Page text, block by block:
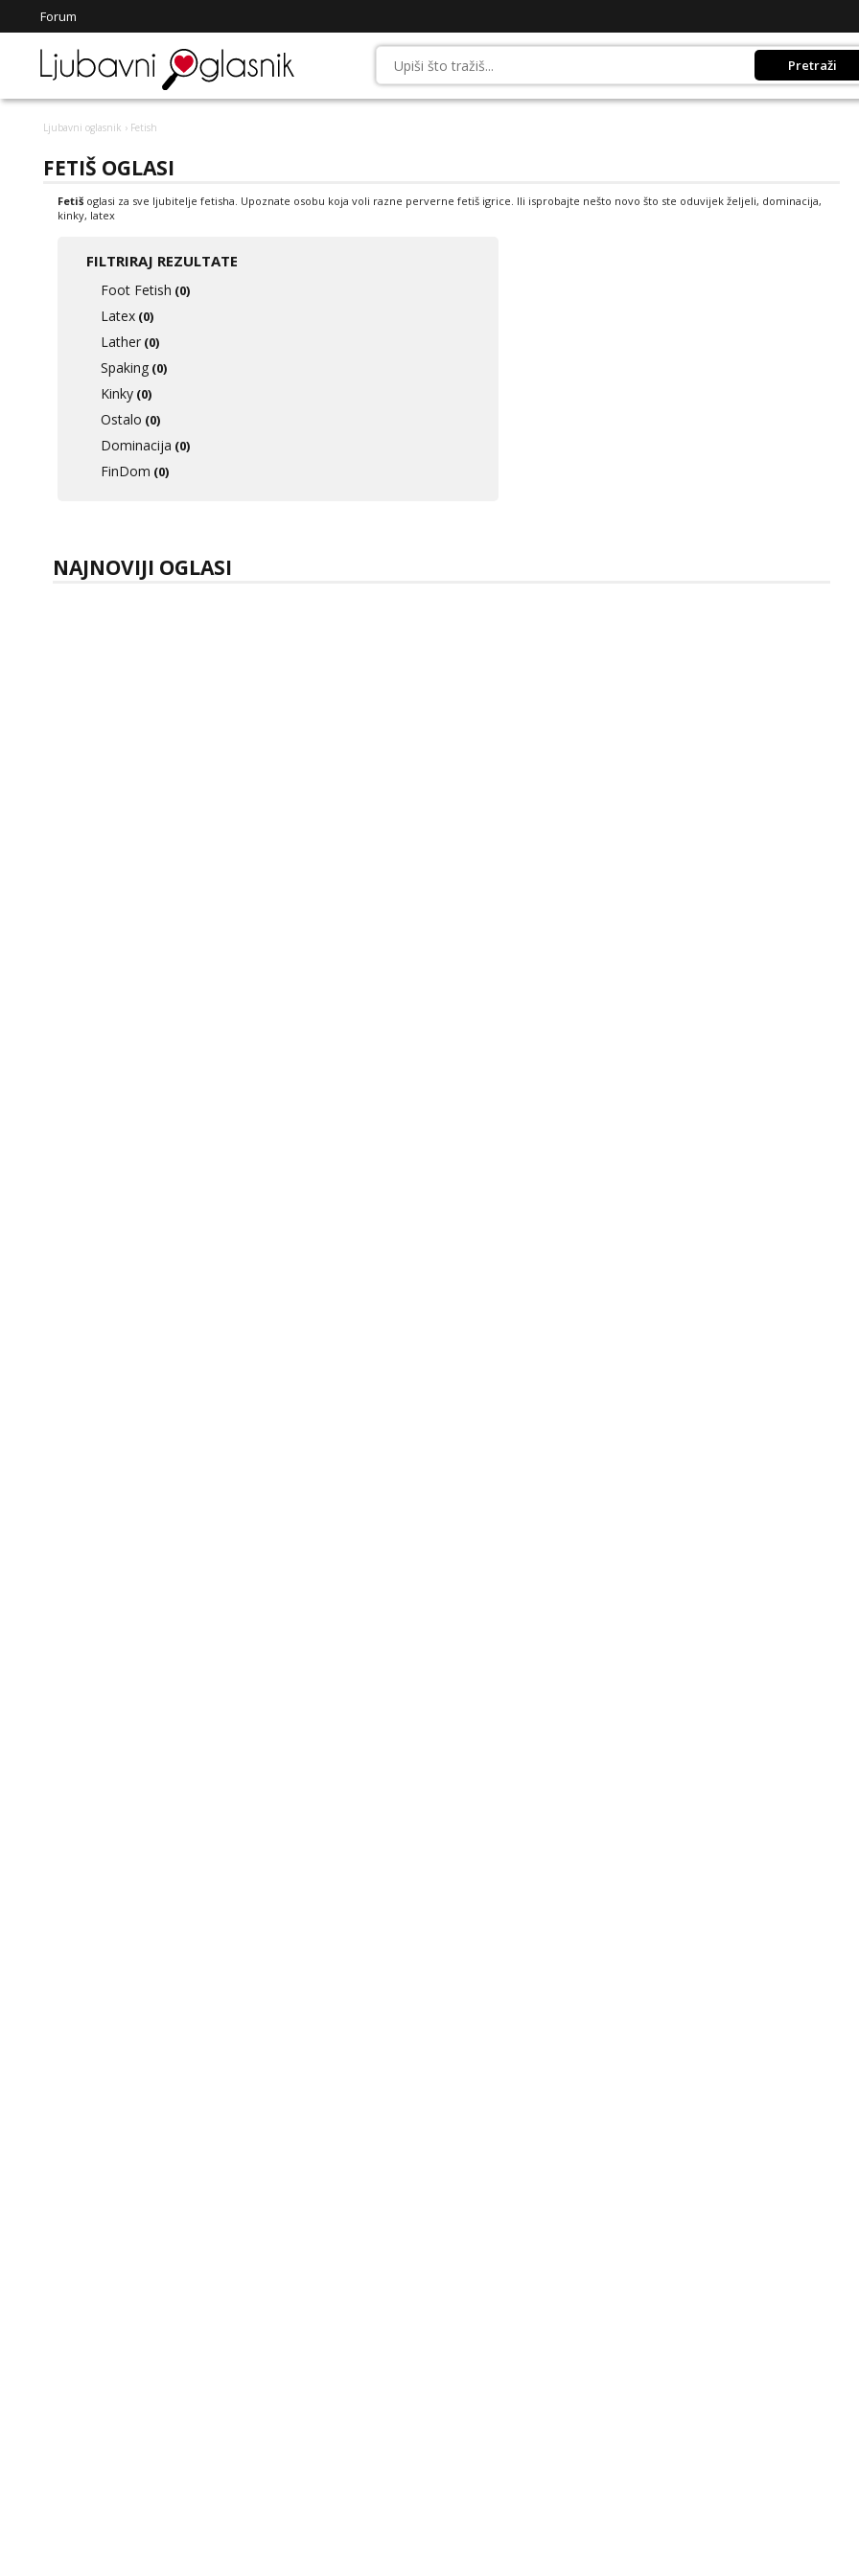
Forum
Pretraži
Ljubavni oglasnik › Fetish
FETIŠ OGLASI
Fetiš oglasi za sve ljubitelje fetisha. Upoznate osobu koja voli razne perverne fetiš igrice. Ili isprobajte nešto novo što ste oduvijek željeli, dominacija,
kinky, latex
FILTRIRAJ REZULTATE
Foot Fetish (0)
Latex (0)
Lather (0)
Spaking (0)
Kinky (0)
Ostalo (0)
Dominacija (0)
FinDom (0)
NAJNOVIJI OGLASI